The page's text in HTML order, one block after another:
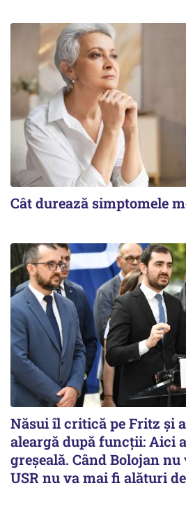
Cât durează simptomele
Năsui îl critică pe Fritz și
aleargă după funcții: Aici
greșeală. Când Bolojan
USR nu va mai fi alături